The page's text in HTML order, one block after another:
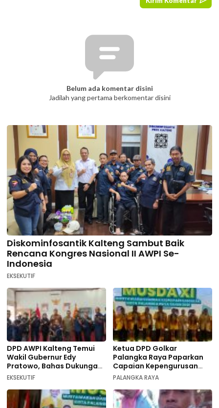
Belum ada komentar disini
Jadilah yang pertama berkomentar disini
Diskominfosantik Kalteng Sambut Baik
Rencana Kongres Nasional II AWPI Se-
Indonesia
EKSEKUTIF
DPD AWPI Kalteng Temui
Wakil Gubernur Edy
Pratowo, Bahas Dukungan
Kongres Nasional II AWPI di
EKSEKUTIF
Ketua DPD Golkar
Palangka Raya Paparkan
Capaian Kepengurusan
pada Pembukaan Musda XI
PALANGKA RAYA